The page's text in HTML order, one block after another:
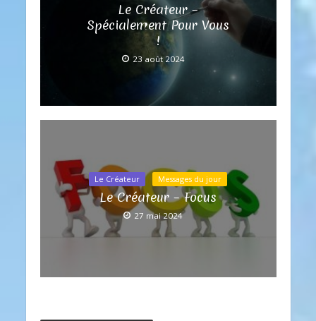
Le Créateur –
Spécialement Pour Vous
!
23 août 2024
Le Créateur Messages du jour
Le Créateur – Focus
27 mai 2024